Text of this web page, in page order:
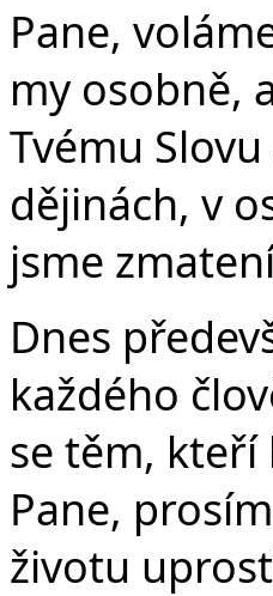
Pane,
my osobně,
Tvému
dějinách, v
jsme
Dnes
každého
se těm, kteří
Pane,
životu